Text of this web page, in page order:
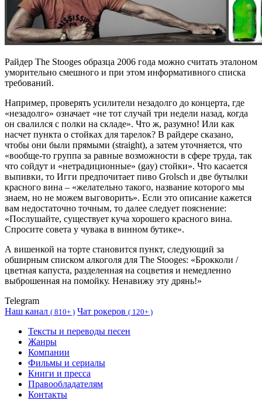
Райдер The Stooges образца 2006 года можно считать эталоном
уморительно смешного и при этом информативного списка
требований.
Например, проверять усилители незадолго до концерта, где
«незадолго» означает «не тот случай три недели назад, когда
он свалился с полки на складе». Что ж, разумно! Или как
насчет пункта о стойках для тарелок? В райдере сказано,
чтобы они были прямыми (straight), а затем уточняется, что
«вообще-то группа за равные возможности в сфере труда, так
что сойдут и «нетрадиционные» (gay) стойки». Что касается
выпивки, то Игги предпочитает пиво Grolsch и две бутылки
красного вина ‒ «желательно такого, название которого мы
знаем, но не можем выговорить». Если это описание кажется
вам недостаточно точным, то далее следует пояснение:
«Послушайте, существует куча хорошего красного вина.
Спросите совета у чувака в винном бутике».
А вишенкой на торте становится пункт, следующий за
обширным списком алкоголя для The Stooges: «Брокколи /
цветная капуста, разделенная на соцветия и немедленно
выброшенная на помойку. Ненавижу эту дрянь!»
Telegram
Наш канал ( 810+ ) Чат рокеров ( 120+ )
Тексты и переводы песен
Жанры
Компании
Фильмы и сериалы
Книги и пресса
Правообладателям
Контакты